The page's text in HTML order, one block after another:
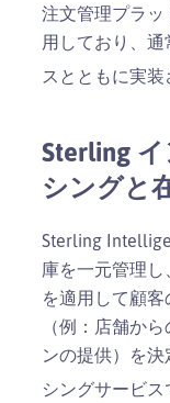
注文管理プラッ
用しており、
スとともに実
Sterling
シングと
Sterling
庫を一元管理
を適用して顧
（例：店舗か
ンの提供）を
シングサービス